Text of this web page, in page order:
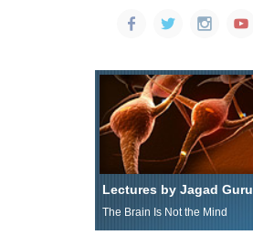
Lectures by Jagad Guru
The Brain Is Not the Mind